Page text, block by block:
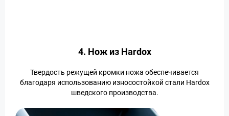
4. Нож из Hardox
Твердость режущей кромки ножа обеспечивается
благодаря использованию износостойкой стали Hardox
шведского производства.